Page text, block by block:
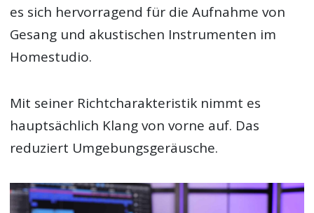
es sich hervorragend für die Aufnahme von
Gesang und akustischen Instrumenten im
Homestudio.
Mit seiner Richtcharakteristik nimmt es
hauptsächlich Klang von vorne auf. Das
reduziert Umgebungsgeräusche.